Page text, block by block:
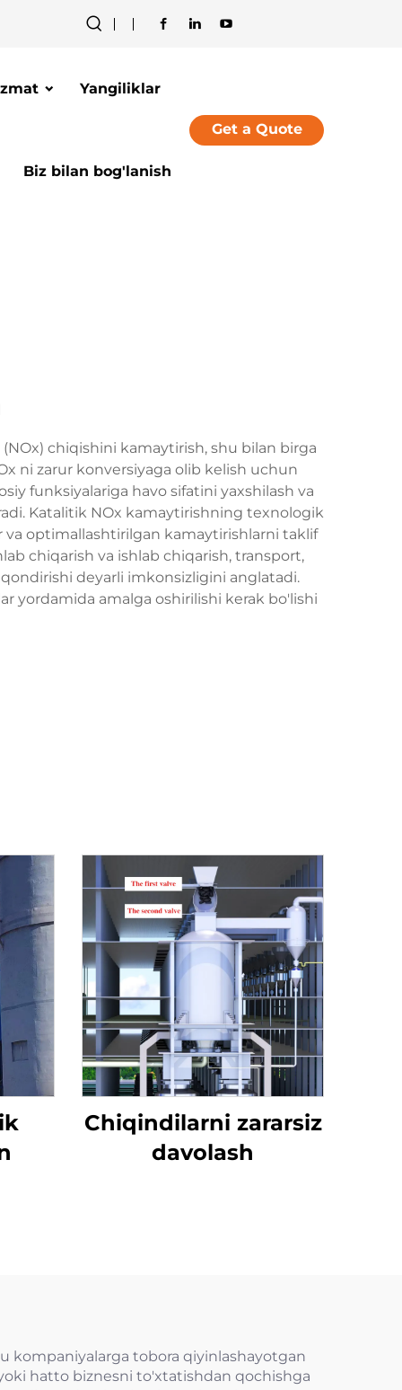
Yangiliklar
Biz bilan bog'lanish
Get a Quote
chiqishini kamaytirish, shu bilan birga
ni zarur konversiyaga olib kelish uchun
funksiyalariga havo sifatini yaxshilash va
Katalitik NOx kamaytirishning texnologik
optimallashtirilgan kamaytirishlarni taklif
chiqarish va ishlab chiqarish, transport,
deyarli imkonsizligini anglatadi.
yordamida amalga oshirilishi kerak bo'lishi
Chiqindilarni zararsiz
davolash
kompaniyalarga tobora qiyinlashayotgan
hatto biznesni to'xtatishdan qochishga